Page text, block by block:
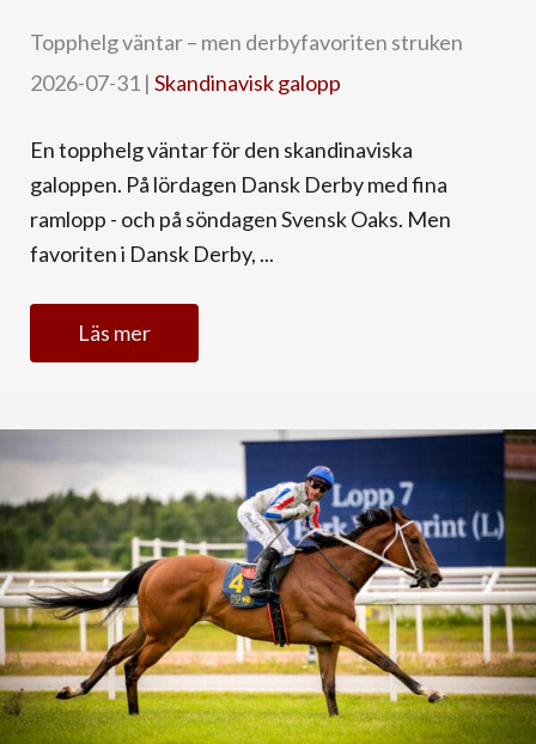
Topphelg väntar – men derbyfavoriten struken
2026-07-31 | Skandinavisk galopp
En topphelg väntar för den skandinaviska
galoppen. På lördagen Dansk Derby med fina
ramlopp - och på söndagen Svensk Oaks. Men
favoriten i Dansk Derby, ...
Läs mer